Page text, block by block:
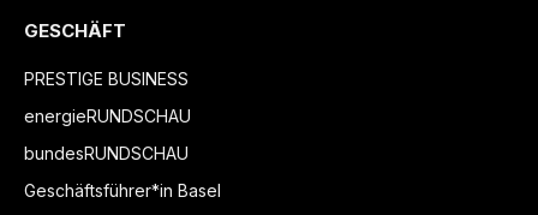
GESCHÄFT
PRESTIGE BUSINESS
energieRUNDSCHAU
bundesRUNDSCHAU
Geschäftsführer*in Basel